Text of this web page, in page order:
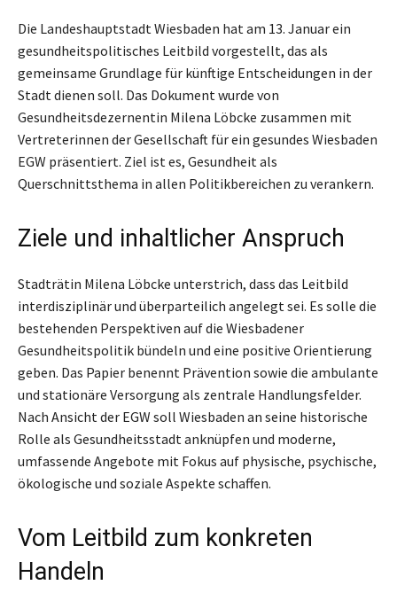
Die Landeshauptstadt Wiesbaden hat am 13. Januar ein
gesundheitspolitisches Leitbild vorgestellt, das als
gemeinsame Grundlage für künftige Entscheidungen in der
Stadt dienen soll. Das Dokument wurde von
Gesundheitsdezernentin Milena Löbcke zusammen mit
Vertreterinnen der Gesellschaft für ein gesundes Wiesbaden
EGW präsentiert. Ziel ist es, Gesundheit als
Querschnittsthema in allen Politikbereichen zu verankern.
Ziele und inhaltlicher Anspruch
Stadträtin Milena Löbcke unterstrich, dass das Leitbild
interdisziplinär und überparteilich angelegt sei. Es solle die
bestehenden Perspektiven auf die Wiesbadener
Gesundheitspolitik bündeln und eine positive Orientierung
geben. Das Papier benennt Prävention sowie die ambulante
und stationäre Versorgung als zentrale Handlungsfelder.
Nach Ansicht der EGW soll Wiesbaden an seine historische
Rolle als Gesundheitsstadt anknüpfen und moderne,
umfassende Angebote mit Fokus auf physische, psychische,
ökologische und soziale Aspekte schaffen.
Vom Leitbild zum konkreten
Handeln